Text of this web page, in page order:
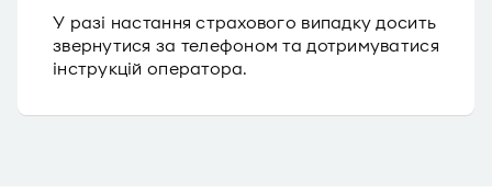
У разі настання страхового випадку досить
звернутися за телефоном та дотримуватися
інструкцій оператора.